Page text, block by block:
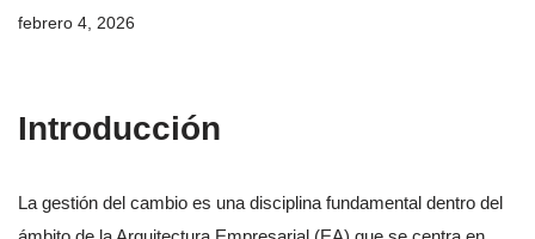
febrero 4, 2026
Introducción
La gestión del cambio es una disciplina fundamental dentro del